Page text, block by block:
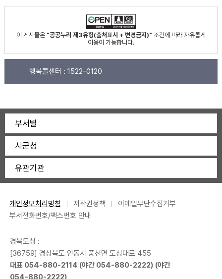
이 게시물은 "공공누리 제3유형(출처표시 + 변경금지)" 조건에 따라 자유롭게
이용이 가능합니다.
행복콜센터 : 1522-0120
부서별
시군청
유관기관
개인정보처리방침 저작권정책
이메일무단수집거부
부서전화번호/팩스번호 안내
경북도청 :
[36759] 경상북도 안동시 풍천면 도청대로 455
대표 054-880-2114 (야간 054-880-2222) (야간
054-880-2222)